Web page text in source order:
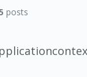
posts